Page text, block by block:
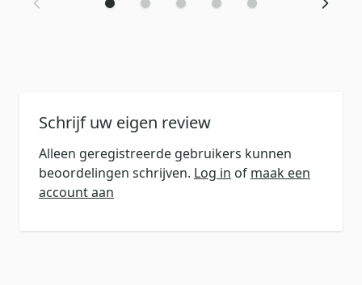
Schrijf uw eigen review
Alleen geregistreerde gebruikers kunnen
beoordelingen schrijven. Log in of maak een
account aan